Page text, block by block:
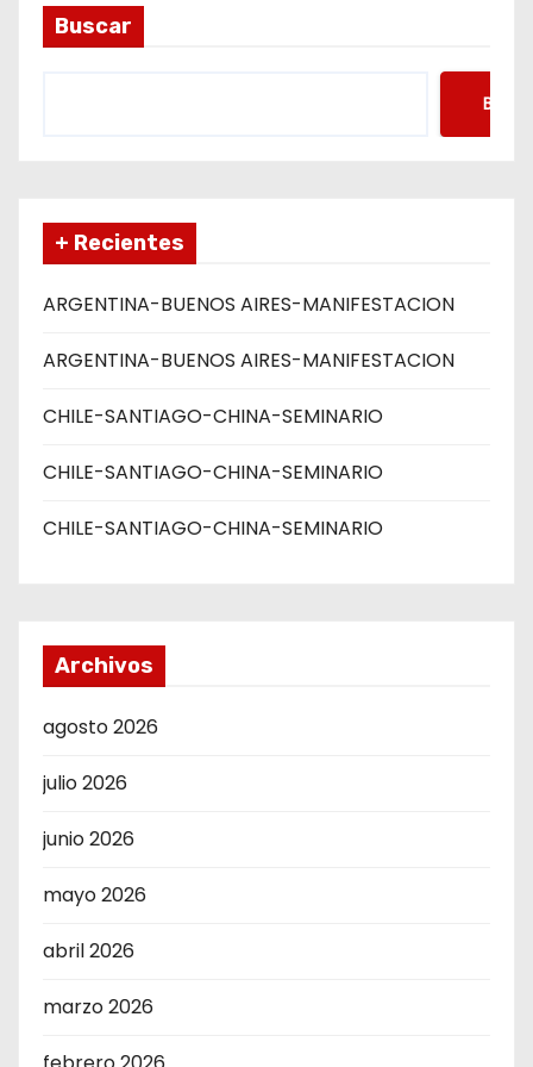
a
Buscar
+ Recientes
ARGENTINA-BUENOS AIRES-MANIFESTACION
ARGENTINA-BUENOS AIRES-MANIFESTACION
CHILE-SANTIAGO-CHINA-SEMINARIO
CHILE-SANTIAGO-CHINA-SEMINARIO
CHILE-SANTIAGO-CHINA-SEMINARIO
Archivos
agosto 2026
julio 2026
junio 2026
mayo 2026
abril 2026
marzo 2026